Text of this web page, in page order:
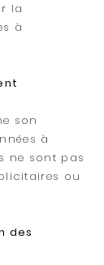
la
à
son
à
ne sont pas
ou
des